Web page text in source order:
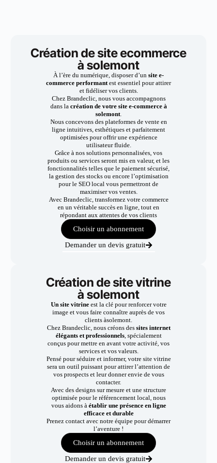
Création de site ecommerce
à solemont
À l’ère du numérique, disposer d’un site e-
commerce performantest essentiel pour attirer
et fidéliser vos clients.
Chez Brandeclic, nous vous accompagnons
dans la création de votre site e-commerce à
solemont.
Nous concevons des plateformes de vente en
ligne intuitives, esthétiques et parfaitement
optimisées pour offrir une expérience
utilisateur fluide.
Grâce à nos solutions personnalisées, vos
produits ou services seront mis en valeur, et les
fonctionnalités telles que le paiement sécurisé,
la gestion des stocks ou encore l’optimisation
pour le SEO local vous permettront de
maximiser vos ventes.
Avec Brandeclic, transformez votre commerce
en un véritable succès en ligne, tout en
répondant aux attentes de vos clients
Choisir un abonnement
Demander un devis gratuit
Création de site vitrine
à solemont
Un site vitrineest la clé pour renforcer votre
image et vous faire connaître auprès de vos
clients àsolemont.
Chez Brandeclic, nous créons dessites internet
élégants et professionnels, spécialement
conçus pour mettre en avant votre activité, vos
services et vos valeurs.
Pensé pour séduire et informer, votre site vitrine
sera un outil puissant pour attirer l’attention de
vos prospects et leur donner envie de vous
contacter.
Avec des designs sur mesure et une structure
optimisée pour le référencement local, nous
vous aidons à établir une présence en ligne
efficace et durable
Prenez contact avec notre équipe pour démarrer
l’aventure !
Choisir un abonnement
Demander un devis gratuit